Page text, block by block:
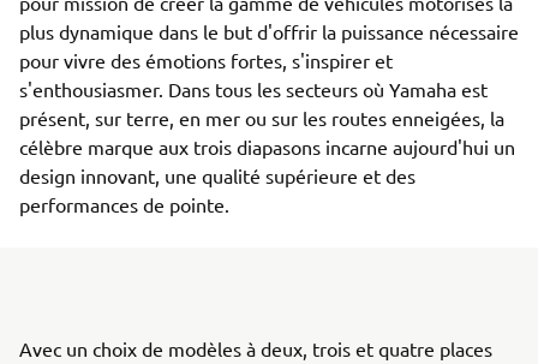
plus dynamique dans le but d'offrir la puissance nécessaire
pour vivre des émotions fortes, s'inspirer et
s'enthousiasmer. Dans tous les secteurs où Yamaha est
présent, sur terre, en mer ou sur les routes enneigées, la
célèbre marque aux trois diapasons incarne aujourd'hui un
design innovant, une qualité supérieure et des
performances de pointe.
Avec un choix de modèles à deux, trois et quatre places